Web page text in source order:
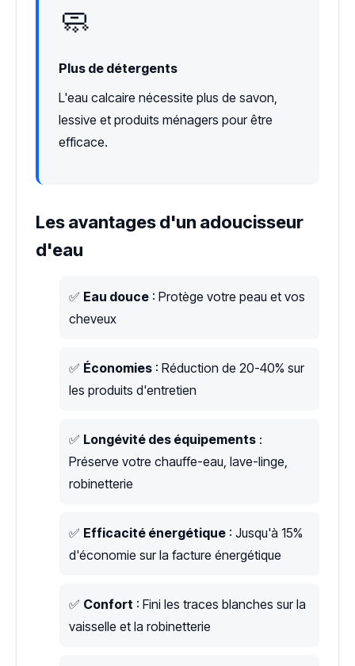
🧼
Plus de détergents
L'eau calcaire nécessite plus de savon,
lessive et produits ménagers pour être
efficace.
Les avantages d'un adoucisseur
d'eau
✅ Eau douce : Protège votre peau et vos
cheveux
✅ Économies : Réduction de 20-40% sur
les produits d'entretien
✅ Longévité des équipements :
Préserve votre chauffe-eau, lave-linge,
robinetterie
✅ Efficacité énergétique : Jusqu'à 15%
d'économie sur la facture énergétique
✅ Confort : Fini les traces blanches sur la
vaisselle et la robinetterie